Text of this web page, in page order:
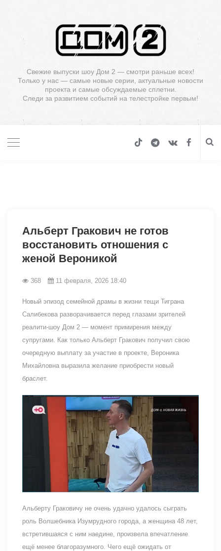
Свежие выпуски шоу Дом 2 — смотри раньше всех!
Только у нас — самые новые серии, актуальные новости
проекта и самые обсуждаемые сплетни.
Следи за развитием событий на телестройке первым!
Альберт Гракович не готов
восстановить отношения с
женой Вероникой
368 11 февраля, 2026 18:40
Новый эпизод семейной драмы в жизни тещи Тиграна
Салибекова разворачивается перед глазами зрителей
реалити-шоу Дом 2 — момент примирения между
супругами. Как только Альберт Гракович получил свою
очередную выплату за участие в проекте, Вероника
Михайловна выразила желание приобрести новый
браслет.
Альберту Граковичу не очень удачно удалось сыграть
роль Волшебника Изумрудного города, а женщина 48 лет,
встретившаяся с ним наедине, произвела впечатление
ещё менее благоразумного. Чего ещё ожидать от